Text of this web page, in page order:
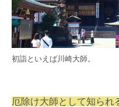
初詣といえば川崎大師。
厄除け大師として知られ